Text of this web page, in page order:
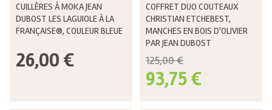
CUILLÈRES À MOKA JEAN
DUBOST LES LAGUIOLE À LA
FRANÇAISE®, COULEUR BLEUE
26,00 €
COFFRET DUO COUTEAUX
CHRISTIAN ETCHEBEST,
MANCHES EN BOIS D'OLIVIER
PAR JEAN DUBOST
125,00 €
93,75 €